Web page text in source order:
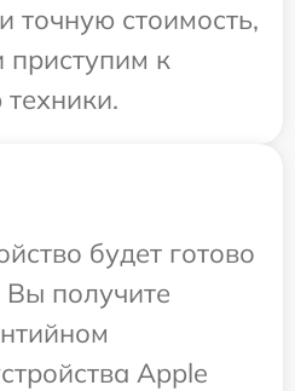
точную стоимость,
приступим к
будет готово
Вы получите
Apple